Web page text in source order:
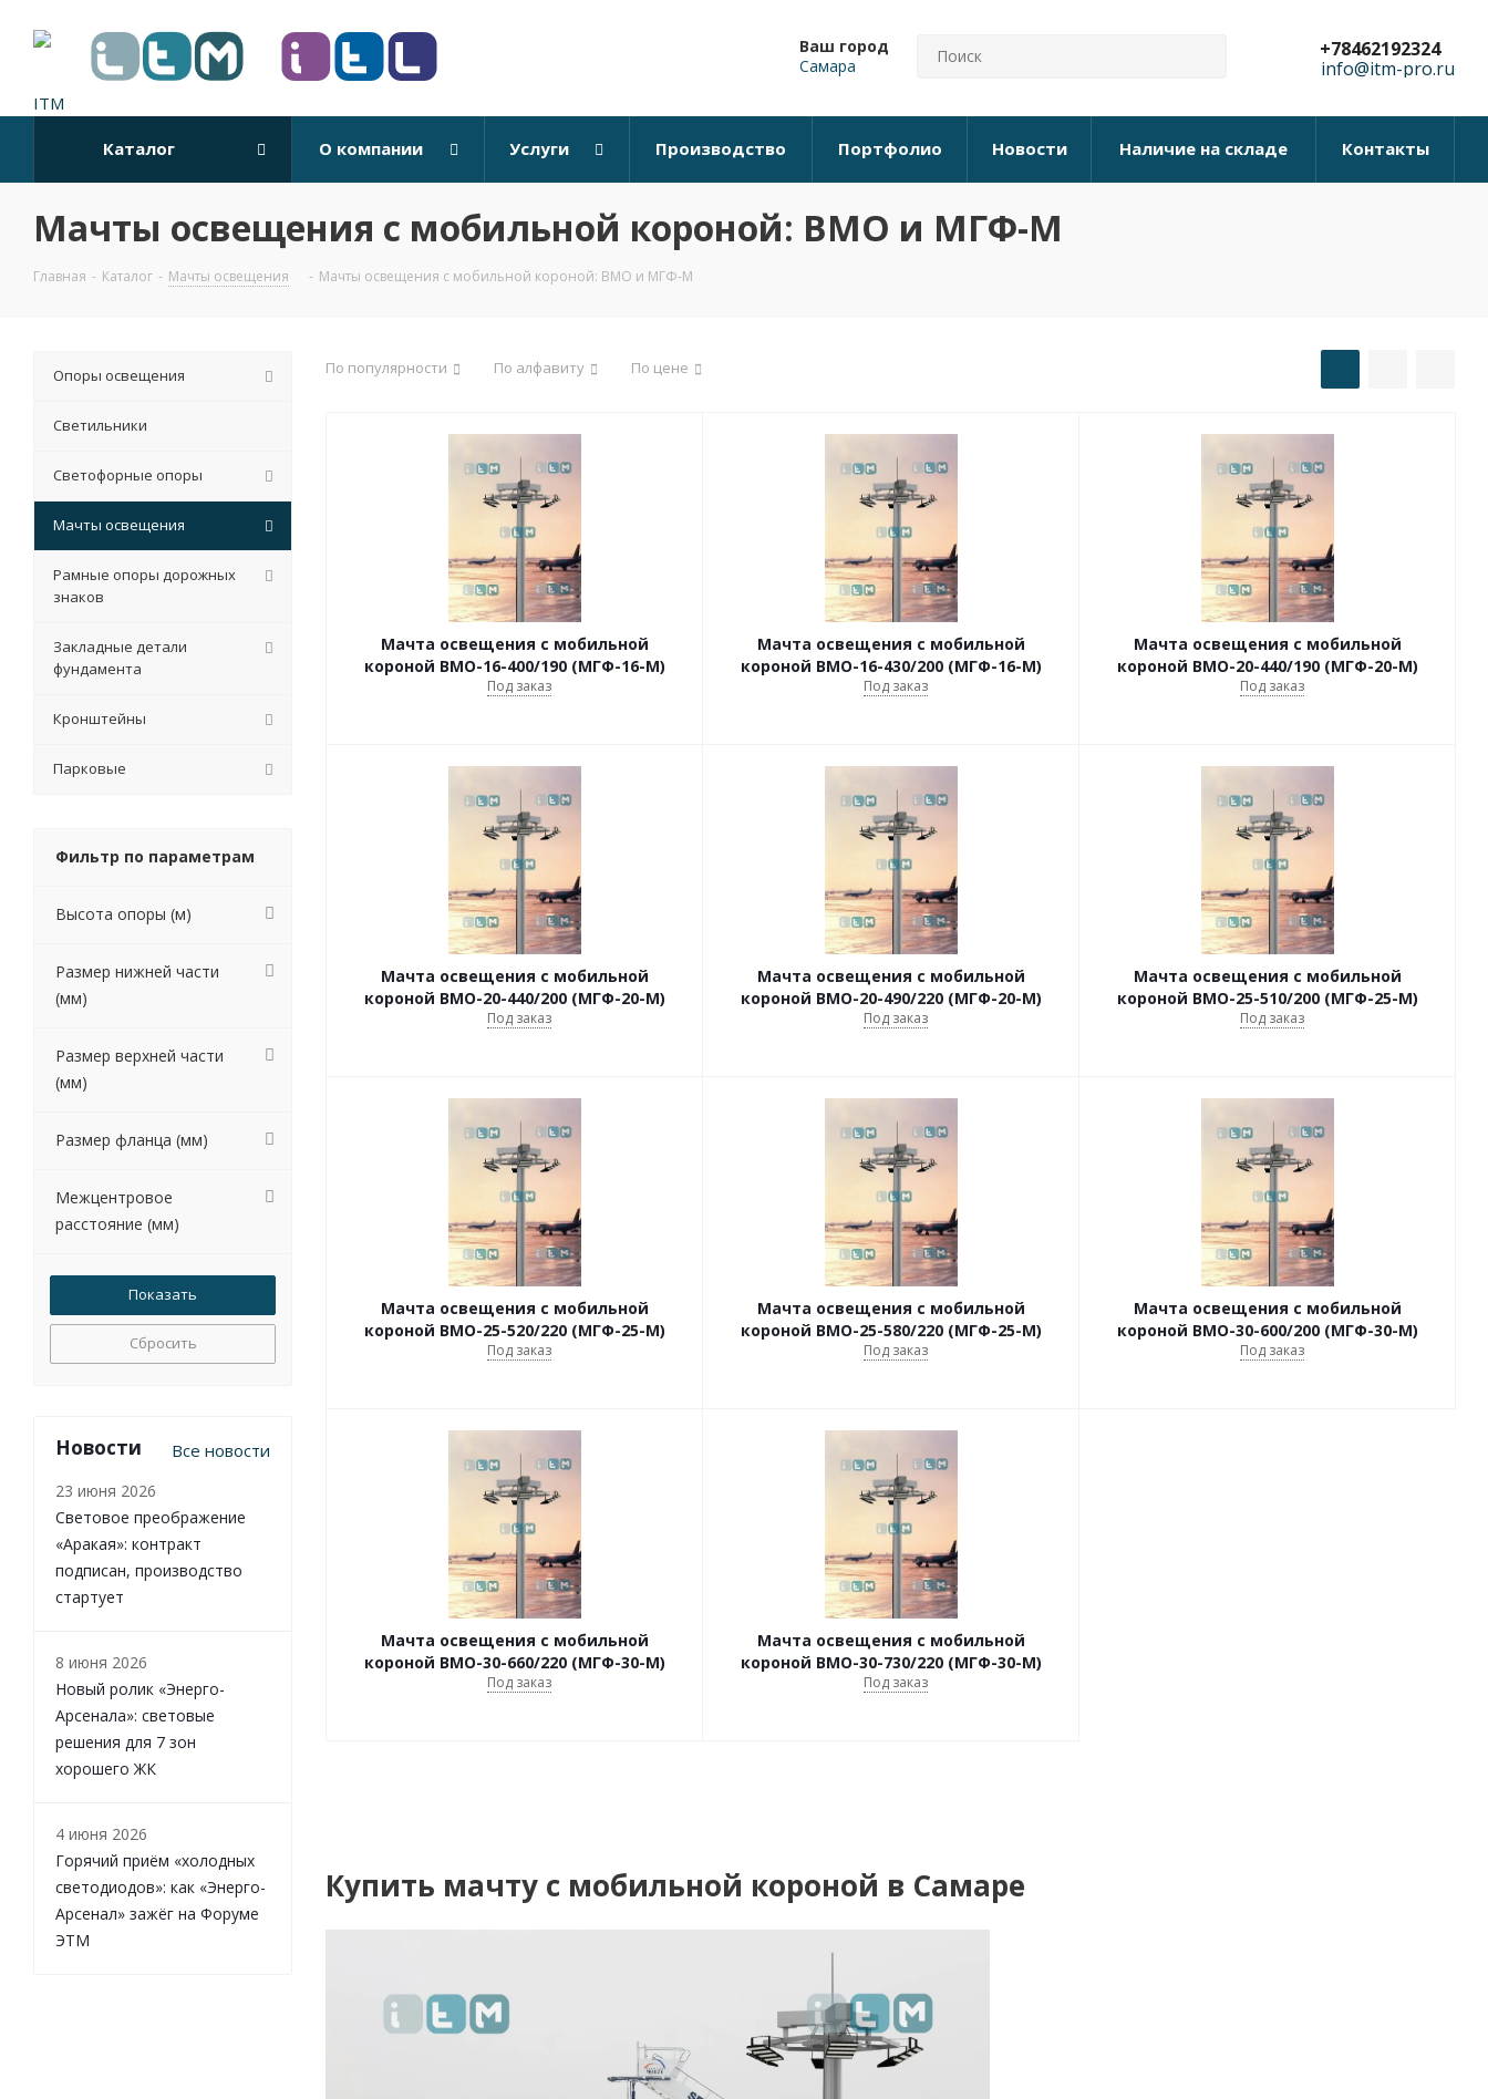
Ваш город
Самара
+78462192324
info@itm-pro.ru
Каталог О компании Услуги Производство Портфолио Новости Наличие на складе Контакты
Мачты освещения с мобильной короной: ВМО и МГФ-М
Главная - Каталог - Мачты освещения - Мачты освещения с мобильной короной: ВМО и МГФ-М
По популярности По алфавиту По цене
Мачта освещения с мобильной
короной ВМО-16-400/190 (МГФ-16-М)
Под заказ
Мачта освещения с мобильной
короной ВМО-16-430/200 (МГФ-16-М)
Под заказ
Мачта освещения с мобильной
короной ВМО-20-440/190 (МГФ-20-М)
Под заказ
Мачта освещения с мобильной
короной ВМО-20-440/200 (МГФ-20-М)
Под заказ
Мачта освещения с мобильной
короной ВМО-20-490/220 (МГФ-20-М)
Под заказ
Мачта освещения с мобильной
короной ВМО-25-510/200 (МГФ-25-М)
Под заказ
Мачта освещения с мобильной
короной ВМО-25-520/220 (МГФ-25-М)
Под заказ
Мачта освещения с мобильной
короной ВМО-25-580/220 (МГФ-25-М)
Под заказ
Мачта освещения с мобильной
короной ВМО-30-600/200 (МГФ-30-М)
Под заказ
Мачта освещения с мобильной
короной ВМО-30-660/220 (МГФ-30-М)
Под заказ
Мачта освещения с мобильной
короной ВМО-30-730/220 (МГФ-30-М)
Под заказ
Купить мачту с мобильной короной в Самаре
Опоры освещения
Светильники
Светофорные опоры
Мачты освещения
Рамные опоры дорожных
знаков
Закладные детали
фундамента
Кронштейны
Парковые
Фильтр по параметрам
Высота опоры (м)
Размер нижней части
(мм)
Размер верхней части
(мм)
Размер фланца (мм)
Межцентровое
расстояние (мм)
Сбросить
Новости Все новости
23 июня 2026
Световое преображение
«Аракая»: контракт
подписан, производство
стартует
8 июня 2026
Новый ролик «Энерго-
Арсенала»: световые
решения для 7 зон
хорошего ЖК
4 июня 2026
Горячий приём «холодных
светодиодов»: как «Энерго-
Арсенал» зажёг на Форуме
ЭТМ